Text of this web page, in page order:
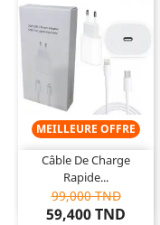
MEILLEURE OFFRE
Câble De Charge
Rapide...
99,000 TND
59,400 TND